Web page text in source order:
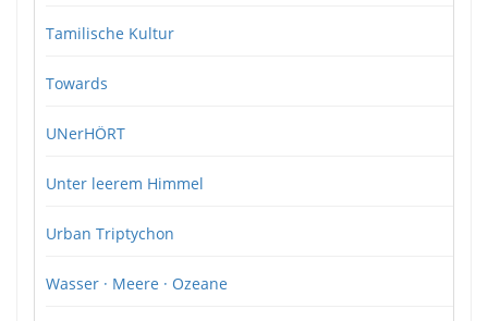
Tamilische Kultur
Towards
UNerHÖRT
Unter leerem Himmel
Urban Triptychon
Wasser · Meere · Ozeane